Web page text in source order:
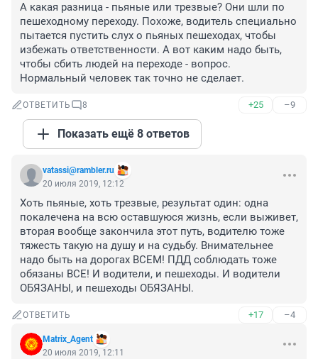
А какая разница - пьяные или трезвые? Они шли по
пешеходному переходу. Похоже, водитель специально
пытается пустить слух о пьяных пешеходах, чтобы
избежать ответственности. А вот каким надо быть,
чтобы сбить людей на переходе - вопрос.
Нормальный человек так точно не сделает.
ОТВЕТИТЬ 8 +25 –9
Показать ещё 8 ответов
vatassi@rambler.ru
20 июля 2019, 12:12
Хоть пьяные, хоть трезвые, результат один: одна
покалечена на всю оставшуюся жизнь, если выживет,
вторая вообще закончила этот путь, водителю тоже
тяжесть такую на душу и на судьбу. Внимательнее
надо быть на дорогах ВСЕМ! ПДД соблюдать тоже
обязаны ВСЕ! И водители, и пешеходы. И водители
ОБЯЗАНЫ, и пешеходы ОБЯЗАНЫ.
ОТВЕТИТЬ +17 –4
Matrix_Agent
20 июля 2019, 12:11